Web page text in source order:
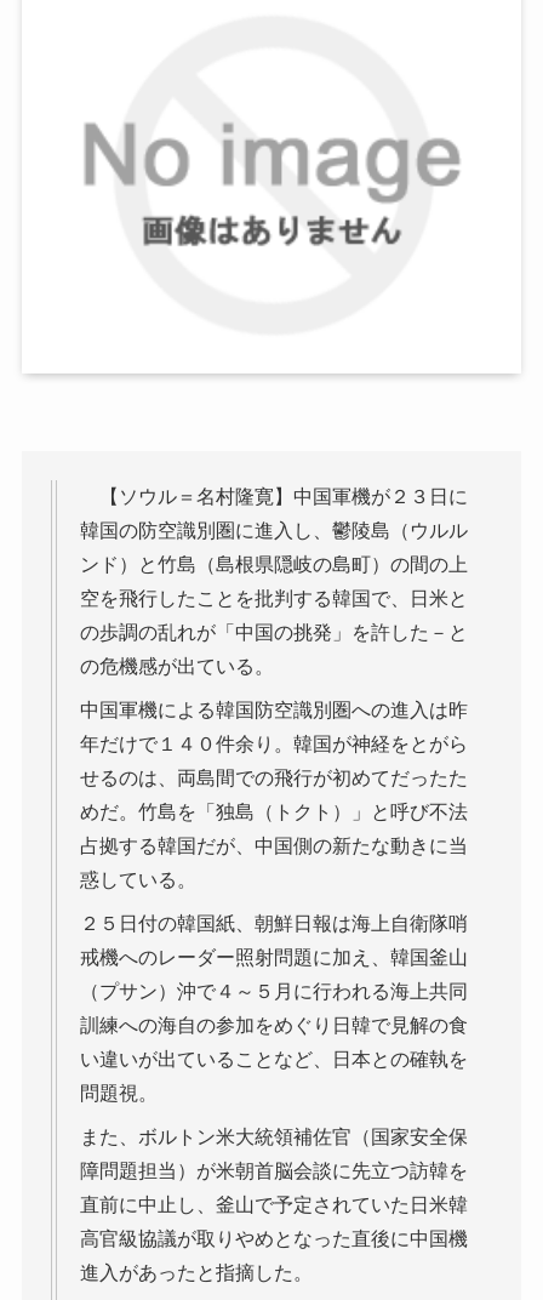
【ソウル＝名村隆寛】中国軍機が２３日に
韓国の防空識別圏に進入し、鬱陵島（ウルル
ンド）と竹島（島根県隠岐の島町）の間の上
空を飛行したことを批判する韓国で、日米と
の歩調の乱れが「中国の挑発」を許した－と
の危機感が出ている。
中国軍機による韓国防空識別圏への進入は昨
年だけで１４０件余り。韓国が神経をとがら
せるのは、両島間での飛行が初めてだったた
めだ。竹島を「独島（トクト）」と呼び不法
占拠する韓国だが、中国側の新たな動きに当
惑している。
２５日付の韓国紙、朝鮮日報は海上自衛隊哨
戒機へのレーダー照射問題に加え、韓国釜山
（プサン）沖で４～５月に行われる海上共同
訓練への海自の参加をめぐり日韓で見解の食
い違いが出ていることなど、日本との確執を
問題視。
また、ボルトン米大統領補佐官（国家安全保
障問題担当）が米朝首脳会談に先立つ訪韓を
直前に中止し、釜山で予定されていた日米韓
高官級協議が取りやめとなった直後に中国機
進入があったと指摘した。